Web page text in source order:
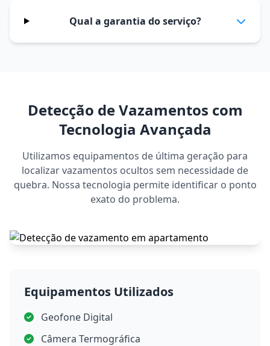
Qual a garantia do serviço?
Detecção de Vazamentos com
Tecnologia Avançada
Utilizamos equipamentos de última geração para
localizar vazamentos ocultos sem necessidade de
quebra. Nossa tecnologia permite identificar o ponto
exato do problema.
Equipamentos Utilizados
Geofone Digital
Câmera Termográfica